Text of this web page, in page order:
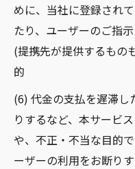
めに、当社に登録され
たり、ユーザーのご指
(提携先が提供するもの
的
(6) 代金の支払を遅滞し
りするなど、本サービ
や、不正・不当な目的
ーザーの利用をお断り